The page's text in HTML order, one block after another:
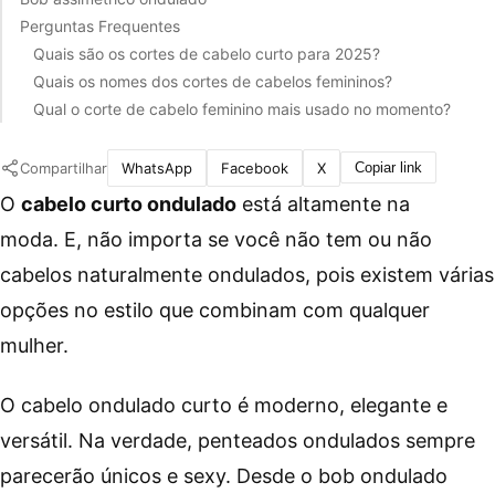
Perguntas Frequentes
Quais são os cortes de cabelo curto para 2025?
Quais os nomes dos cortes de cabelos femininos?
Qual o corte de cabelo feminino mais usado no momento?
Compartilhar WhatsApp Facebook X Copiar link
O cabelo curto ondulado está altamente na
moda. E, não importa se você não tem ou não
cabelos naturalmente ondulados, pois existem várias
opções no estilo que combinam com qualquer
mulher.
O cabelo ondulado curto é moderno, elegante e
versátil. Na verdade, penteados ondulados sempre
parecerão únicos e sexy. Desde o bob ondulado